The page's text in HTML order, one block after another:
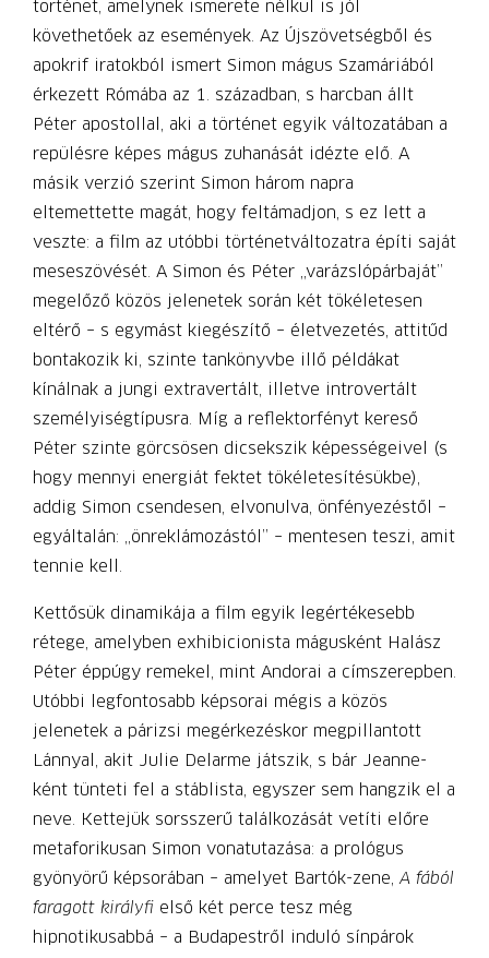
történet, amelynek ismerete nélkül is jól
követhetőek az események. Az Újszövetségből és
apokrif iratokból ismert Simon mágus Szamáriából
érkezett Rómába az 1. században, s harcban állt
Péter apostollal, aki a történet egyik változatában a
repülésre képes mágus zuhanását idézte elő. A
másik verzió szerint Simon három napra
eltemettette magát, hogy feltámadjon, s ez lett a
veszte: a film az utóbbi történetváltozatra építi saját
meseszövését. A Simon és Péter „varázslópárbaját”
megelőző közös jelenetek során két tökéletesen
eltérő – s egymást kiegészítő – életvezetés, attitűd
bontakozik ki, szinte tankönyvbe illő példákat
kínálnak a jungi extravertált, illetve introvertált
személyiségtípusra. Míg a reflektorfényt kereső
Péter szinte görcsösen dicsekszik képességeivel (s
hogy mennyi energiát fektet tökéletesítésükbe),
addig Simon csendesen, elvonulva, önfényezéstől –
egyáltalán: „önreklámozástól” – mentesen teszi, amit
tennie kell.
Kettősük dinamikája a film egyik legértékesebb
rétege, amelyben exhibicionista mágusként Halász
Péter éppúgy remekel, mint Andorai a címszerepben.
Utóbbi legfontosabb képsorai mégis a közös
jelenetek a párizsi megérkezéskor megpillantott
Lánnyal, akit Julie Delarme játszik, s bár Jeanne-
ként tünteti fel a stáblista, egyszer sem hangzik el a
neve. Kettejük sorsszerű találkozását vetíti előre
metaforikusan Simon vonatutazása: a prológus
gyönyörű képsorában – amelyet Bartók-zene,A fából
faragott királyfi első két perce tesz még
hipnotikusabbá – a Budapestről induló sínpárok